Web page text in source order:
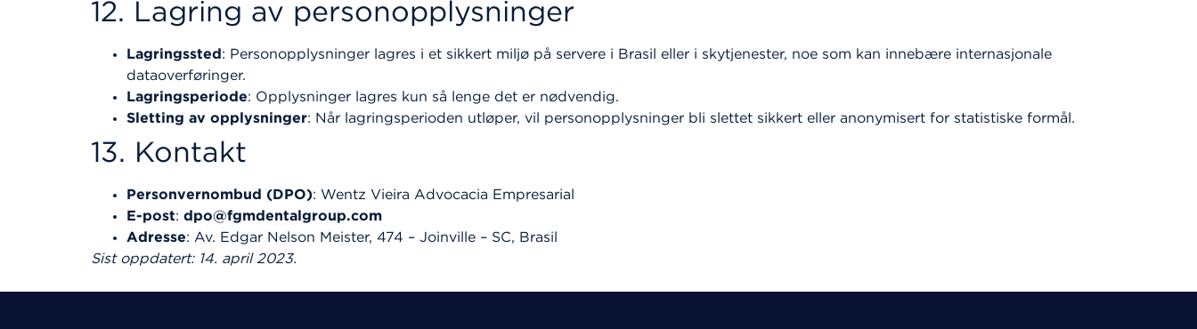
12. Lagring av personopplysninger
Lagringssted : Personopplysninger lagres i et sikkert miljø på servere i Brasil eller i skytjenester, noe som kan innebære internasjonale
dataoverføringer.
Lagringsperiode: Opplysninger lagres kun så lenge det er nødvendig.
Sletting av opplysninger: Når lagringsperioden utløper, vil personopplysninger bli slettet sikkert eller anonymisert for statistiske formål.
13. Kontakt
Personvernombud (DPO): Wentz Vieira Advocacia Empresarial
E-post: dpo@fgmdentalgroup.com
Adresse: Av. Edgar Nelson Meister, 474 – Joinville – SC, Brasil
Sist oppdatert: 14. april 2023.